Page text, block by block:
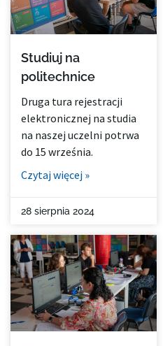
Studiuj na
politechnice
Druga tura rejestracji
elektronicznej na studia
na naszej uczelni potrwa
do 15 września.
Czytaj więcej »
28 sierpnia 2024